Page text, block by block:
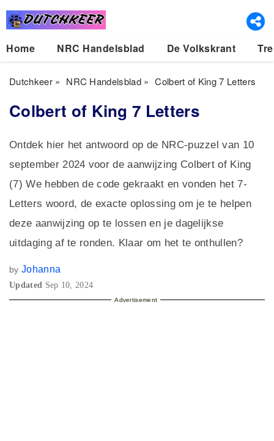
Home NRC Handelsblad De Volkskrant
Dutchkeer» NRC Handelsblad » Colbert of King 7 Letters
Colbert of King 7 Letters
Ontdek hier het antwoord op de NRC-puzzel van 10
september 2024 voor de aanwijzing Colbert of King
(7) We hebben de code gekraakt en vonden het 7-
Letters woord, de exacte oplossing om je te helpen
deze aanwijzing op te lossen en je dagelijkse
uitdaging af te ronden. Klaar om het te onthullen?
by Johanna
Updated Sep 10, 2024
Advertisement